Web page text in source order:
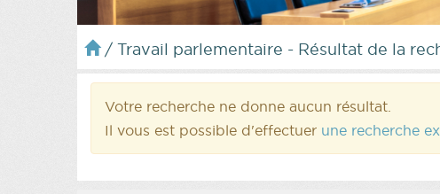
/ Travail parlementaire - Résultat de la
Votre recherche ne donne aucun résultat.
Il vous est possible d'effectuer une recherche